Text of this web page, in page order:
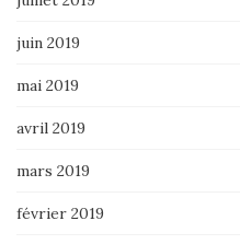
juin 2019
mai 2019
avril 2019
mars 2019
février 2019